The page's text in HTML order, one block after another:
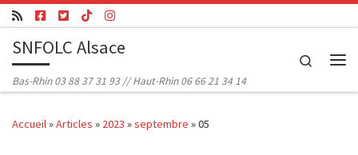
Passer au contenu
SNFOLC Alsace
Bas-Rhin 03 88 37 31 93 // Haut-Rhin 06 66 21 34 14
Search
Accueil»Articles » 2023 »septembre »05